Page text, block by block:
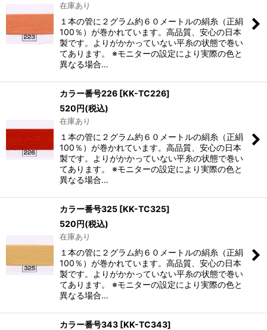
在庫あり
１本の管に２グラム約６０メートルの絹糸（正絹
100％）が巻かれています。高品質、安心の日本
製です。よりがかかっていない平糸の状態で巻い
てあります。 ※モニターの設定により実際の色と
異なる場合…
カラー番号226 [KK-TC226]
520円(税込)
在庫あり
１本の管に２グラム約６０メートルの絹糸（正絹
100％）が巻かれています。高品質、安心の日本
製です。よりがかかっていない平糸の状態で巻い
てあります。 ※モニターの設定により実際の色と
異なる場合…
カラー番号325 [KK-TC325]
520円(税込)
在庫あり
１本の管に２グラム約６０メートルの絹糸（正絹
100％）が巻かれています。高品質、安心の日本
製です。よりがかかっていない平糸の状態で巻い
てあります。 ※モニターの設定により実際の色と
異なる場合…
カラー番号343 [KK-TC343]